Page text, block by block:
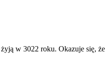
w 3022 roku. Okazuje się,